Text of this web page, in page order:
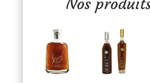
Nos